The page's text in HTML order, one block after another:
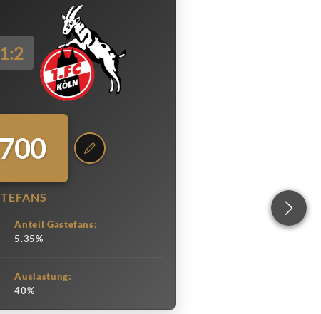
1:2
Anteil Gästefans:
5.35%
Auslastung:
40%